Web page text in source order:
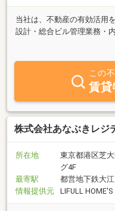
当社は、不動産の有効活用
設計・総合ビル管理業務・
プラン作成・什器販売など
ト”をさせていただきたい
この
賃
株式会社あなぶきレ
所在地
東京都港区芝
グ4F
最寄駅
都営地下鉄大
情報提供元
LIFULL HOME'S